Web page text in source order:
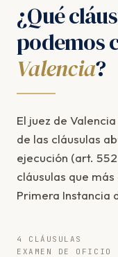
¿Qué
podemos
Valencia?
El juez de
de las cláusulas
ejecución (art.
cláusulas que
Primera Instancia
4 CLÁUSULAS
EXAMEN DE OFICIO